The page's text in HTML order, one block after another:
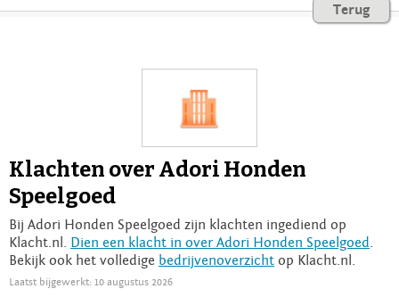
Login
Terug
Klachten over Adori Honden
Speelgoed
Bij Adori Honden Speelgoed zijn klachten ingediend op
Klacht.nl. Dien een klacht in over Adori Honden Speelgoed
Bekijk ook het volledige bedrijvenoverzicht op Klacht.nl.
Laatst bijgewerkt: 10 augustus 2026